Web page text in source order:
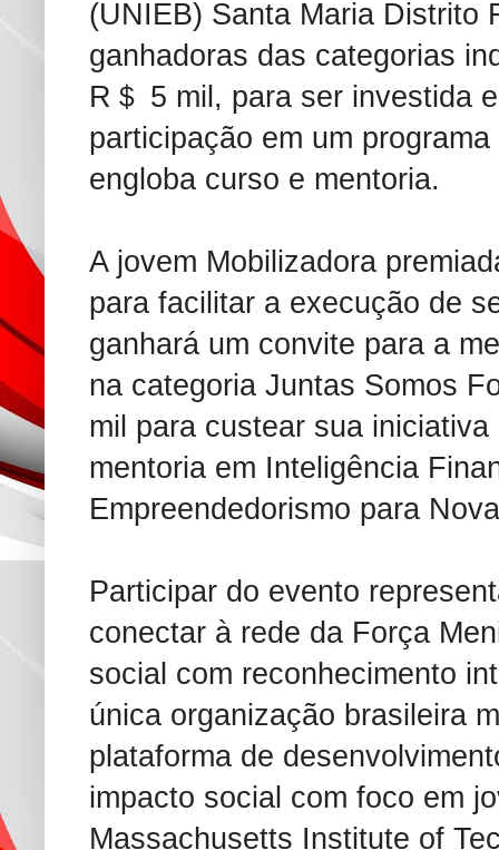
(UNIEB) Santa Maria Distrito
ganhadoras das categorias
R＄ 5 mil, para ser investida
participação em um
engloba curso e mentoria.
A jovem Mobilizadora
para facilitar a execução de
ganhará um convite para a
na categoria Juntas Somos
mil para custear sua
mentoria em Inteligência
Empreendedorismo para
Participar do evento
conectar à rede da Força
social com reconhecimento
única organização brasileira
plataforma de
impacto social com foco em
Massachusetts Institute of